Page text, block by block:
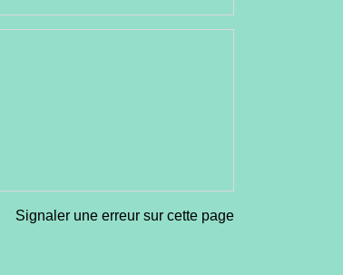
Signaler une erreur sur cette page